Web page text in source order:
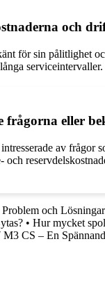
och
för sin pålitlighet
frågorna eller
av
och
och Lösningar
• Hur mycket
CS – En